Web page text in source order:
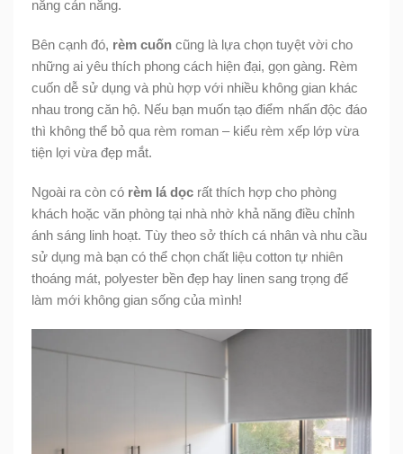
năng cản nắng.
Bên cạnh đó, rèm cuốn cũng là lựa chọn tuyệt vời cho
những ai yêu thích phong cách hiện đại, gọn gàng. Rèm
cuốn dễ sử dụng và phù hợp với nhiều không gian khác
nhau trong căn hộ. Nếu bạn muốn tạo điểm nhấn độc đáo
thì không thể bỏ qua rèm roman – kiểu rèm xếp lớp vừa
tiện lợi vừa đẹp mắt.
Ngoài ra còn có rèm lá dọc rất thích hợp cho phòng
khách hoặc văn phòng tại nhà nhờ khả năng điều chỉnh
ánh sáng linh hoạt. Tùy theo sở thích cá nhân và nhu cầu
sử dụng mà bạn có thể chọn chất liệu cotton tự nhiên
thoáng mát, polyester bền đẹp hay linen sang trọng để
làm mới không gian sống của mình!